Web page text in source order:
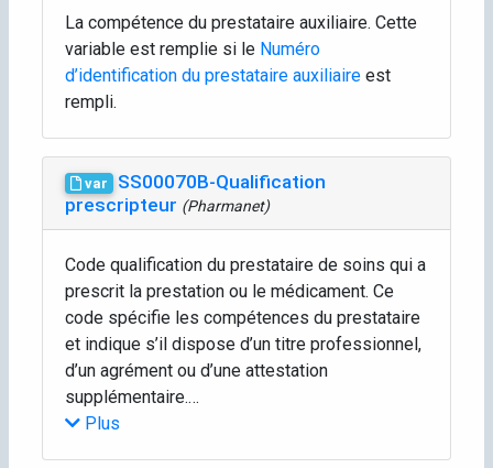
La compétence du prestataire auxiliaire. Cette
variable est remplie si le Numéro
d’identification du prestataire auxiliaire est
rempli.
var
SS00070B-Qualification
prescripteur (Pharmanet)
Code qualification du prestataire de soins qui a
prescrit la prestation ou le médicament. Ce
code spécifie les compétences du prestataire
et indique s’il dispose d’un titre professionnel,
d’un agrément ou d’une attestation
supplémentaire.…
Plus